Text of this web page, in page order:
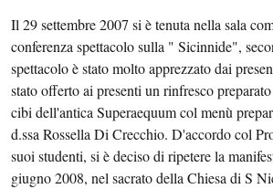
Il 29 settembre 2007 si è tenuta nella sala
conferenza spettacolo sulla " Sicinnide",
spettacolo è stato molto apprezzato dai
stato offerto ai presenti un rinfresco
cibi dell'antica Superaequum col menù
d.ssa Rossella Di Crecchio. D'accordo col
suoi studenti, si è deciso di ripetere la
giugno 2008, nel sacrato della Chiesa di S